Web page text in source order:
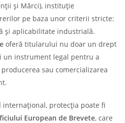
și Mărci), instituție
pe baza unor criterii stricte:
și aplicabilitate industrială.
oferă titularului nu doar un drept
un instrument legal pentru a
sau comercializarea
internațional, protecția poate fi
European de Brevete, care